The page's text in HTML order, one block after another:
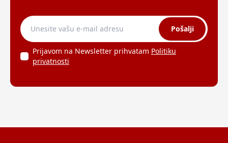
Pošalji
Prijavom na Newsletter prihvatam Politiku
privatnosti